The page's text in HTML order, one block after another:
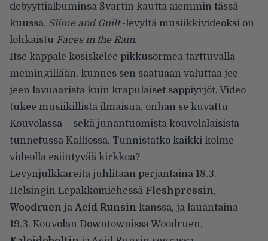
debyyttialbuminsa Svartin kautta aiemmin tässä
kuussa. Slime and Guilt-levyltä musiikkivideoksi on
lohkaistu Faces in the Rain.
Itse kappale kosiskelee pikkusormea tarttuvalla
meiningillään, kunnes sen saatuaan valuttaa jee
jeen lavuaarista kuin krapulaiset sappiyrjöt. Video
tukee musiikillista ilmaisua, onhan se kuvattu
Kouvolassa – sekä junantuomista kouvolalaisista
tunnetussa Kalliossa. Tunnistatko kaikki kolme
videolla esiintyvää kirkkoa?
Levynjulkkareita juhlitaan perjantaina 18.3.
Helsingin Lepakkomiehessä Fleshpressin,
Woodruen ja Acid Runsin kanssa, ja lauantaina
19.3. Kouvolan Downtownissa Woodruen,